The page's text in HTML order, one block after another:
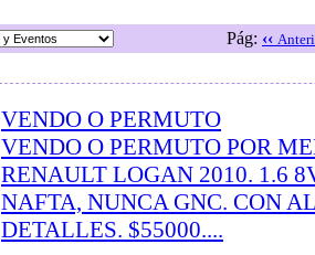
Pág: ‹‹
VENDO O PERMUTO
VENDO O PERMUTO POR
RENAULT LOGAN 2010. 1.6
NAFTA, NUNCA GNC. CON
DETALLES. $55000....